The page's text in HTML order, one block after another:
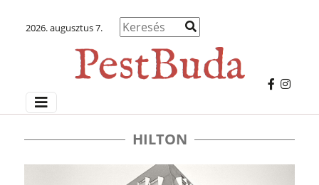
2026. augusztus 7.
HILTON